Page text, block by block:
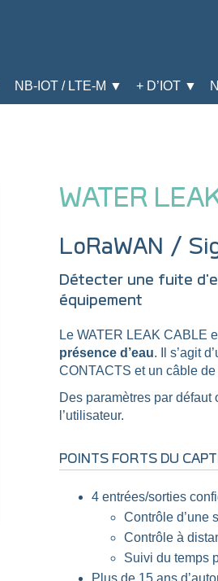
NB-IOT / LTE-M ▼ + D’IOT ▼
WATER
LoRaWAN /
Détecter une fuite
équipement
Le WATER LEAK CABLE
présence d’eau. Il s’agit
CONTACTS et un câble de
Des paramètres par
l’utilisateur.
POINTS FORTS DU
4 entrées/sorties
Contrôle d’une
Contrôle à
Suivi du temps
Plus de 15 ans